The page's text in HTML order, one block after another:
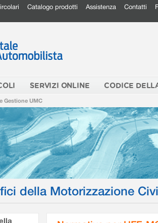
Catalogo prodotti Assistenza Contatti
SERVIZI ONLINE CODICE
Gestione UMC
della Motorizzazione